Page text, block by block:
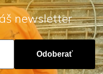
newsletter
Odoberať